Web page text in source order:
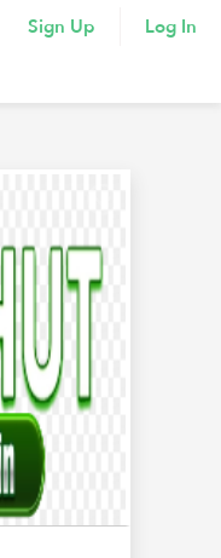
Sign Up Log In